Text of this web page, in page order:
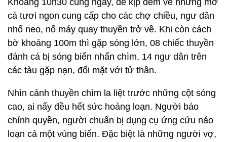
Khoảng 10h30 cùng ngày, để kịp đem về những mớ
cá tươi ngon cung cấp cho các chợ chiều, ngư dân
nhổ neo, nổ máy quay thuyền trở về. Khi còn cách
bờ khoảng 100m thì gặp sóng lớn, 08 chiếc thuyền
đánh cá bị sóng biển nhấn chìm, 14 ngư dân trên
các tàu gặp nạn, đối mặt với tử thần.
Nhìn cảnh thuyền chìm la liệt trước những cột sóng
cao, ai nấy đều hết sức hoảng loạn. Người báo
chính quyền, người chuẩn bị dụng cụ ứng cứu náo
loạn cả một vùng biển. Đặc biệt là những người vợ,